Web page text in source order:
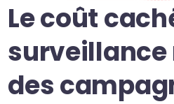
Le coût
des